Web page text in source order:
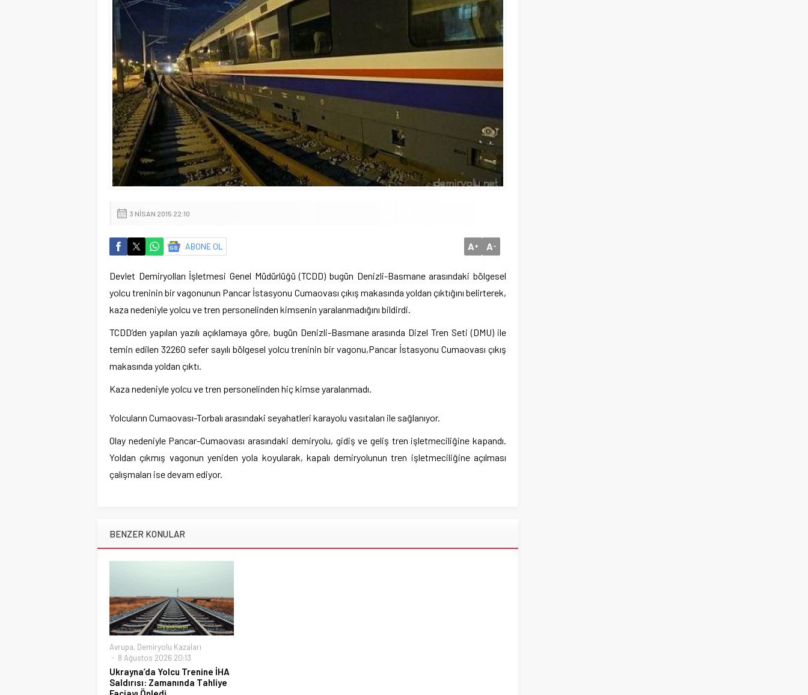
3 NISAN 2015 22:10
ABONE OL A+ A-
Devlet Demiryolları İşletmesi Genel Müdürlüğü (TCDD) bugün Denizli-Basmane arasındaki bölgesel
yolcu treninin bir vagonunun Pancar İstasyonu Cumaovası çıkış makasında yoldan çıktığını belirterek,
kaza nedeniyle yolcu ve tren personelinden kimsenin yaralanmadığını bildirdi.
TCDD’den yapılan yazılı açıklamaya göre, bugün Denizli-Basmane arasında Dizel Tren Seti (DMU) ile
temin edilen 32260 sefer sayılı bölgesel yolcu treninin bir vagonu,Pancar İstasyonu Cumaovası çıkış
makasında yoldan çıktı.
Kaza nedeniyle yolcu ve tren personelinden hiç kimse yaralanmadı.
Yolcuların Cumaovası-Torbalı arasındaki seyahatleri karayolu vasıtaları ile sağlanıyor.
Olay nedeniyle Pancar-Cumaovası arasındaki demiryolu, gidiş ve geliş tren işletmeciliğine kapandı.
Yoldan çıkmış vagonun yeniden yola koyularak, kapalı demiryolunun tren işletmeciliğine açılması
çalışmaları ise devam ediyor.
BENZER KONULAR
Avrupa, Demiryolu Kazaları
8 Ağustos 2026 20:13
Ukrayna’da Yolcu Trenine İHA
Saldırısı: Zamanında Tahliye